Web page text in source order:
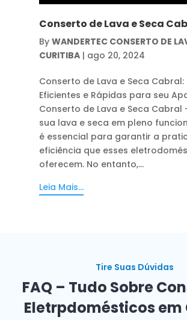
Conserto de Lava e Seca
By WANDERTEC CONSERTO DE
CURITIBA| ago 20, 2024
Conserto de Lava e Seca Cabral:
Eficientes e Rápidas para seu
Conserto de Lava e Seca Cabral
sua lava e seca em pleno
é essencial para garantir a
eficiência que esses
oferecem. No entanto,...
Leia Mais...
Tire Suas Dúvidas
FAQ – Tudo Sobre
Eletrpdomésticos